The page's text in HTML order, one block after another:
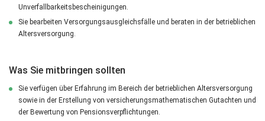
Unverfallbarkeitsbescheinigungen.
Sie bearbeiten Versorgungsausgleichsfälle und beraten in der betrieblichen
Altersversorgung.
Was Sie mitbringen sollten
Sie verfügen über Erfahrung im Bereich der betrieblichen Altersversorgung
sowie in der Erstellung von versicherungsmathematischen Gutachten und
der Bewertung von Pensionsverpflichtungen.